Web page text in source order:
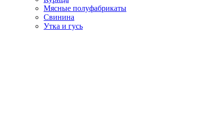
Мясные полуфабрикаты
Свинина
Утка и гусь